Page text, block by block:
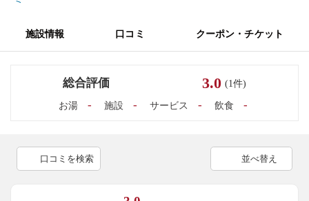
施設情報 口コミ クーポン・チケット
総合評価 3.0 (1件)
お湯 - 施設 - サービス - 飲食 -
口コミを検索 並べ替え